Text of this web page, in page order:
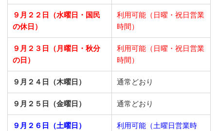
９月２２日
（水曜日・国民
の休日）
利用可能（日曜・祝日営業
時間）
９月２３日
（月曜日・秋分
の日）
利用可能（日曜・祝日営業
時間）
９月２４日（木曜日） 通常どおり
９月２５日（金曜日） 通常どおり
９月２６日（土曜日）
利用可能（土曜日営業時